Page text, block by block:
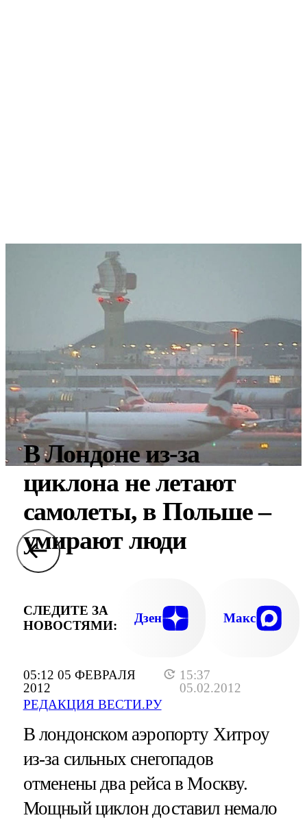
05:12 05 ФЕВРАЛЯ
2012
15:37
05.02.2012
РЕДАКЦИЯ ВЕСТИ.РУ
В Лондоне из-за
циклона не летают
самолеты, в Польше –
умирают люди
СЛЕДИТЕ ЗА
НОВОСТЯМИ:
Дзен Макс
В лондонском аэропорту Хитроу
из-за сильных снегопадов
отменены два рейса в Москву.
Мощный циклон доставил немало